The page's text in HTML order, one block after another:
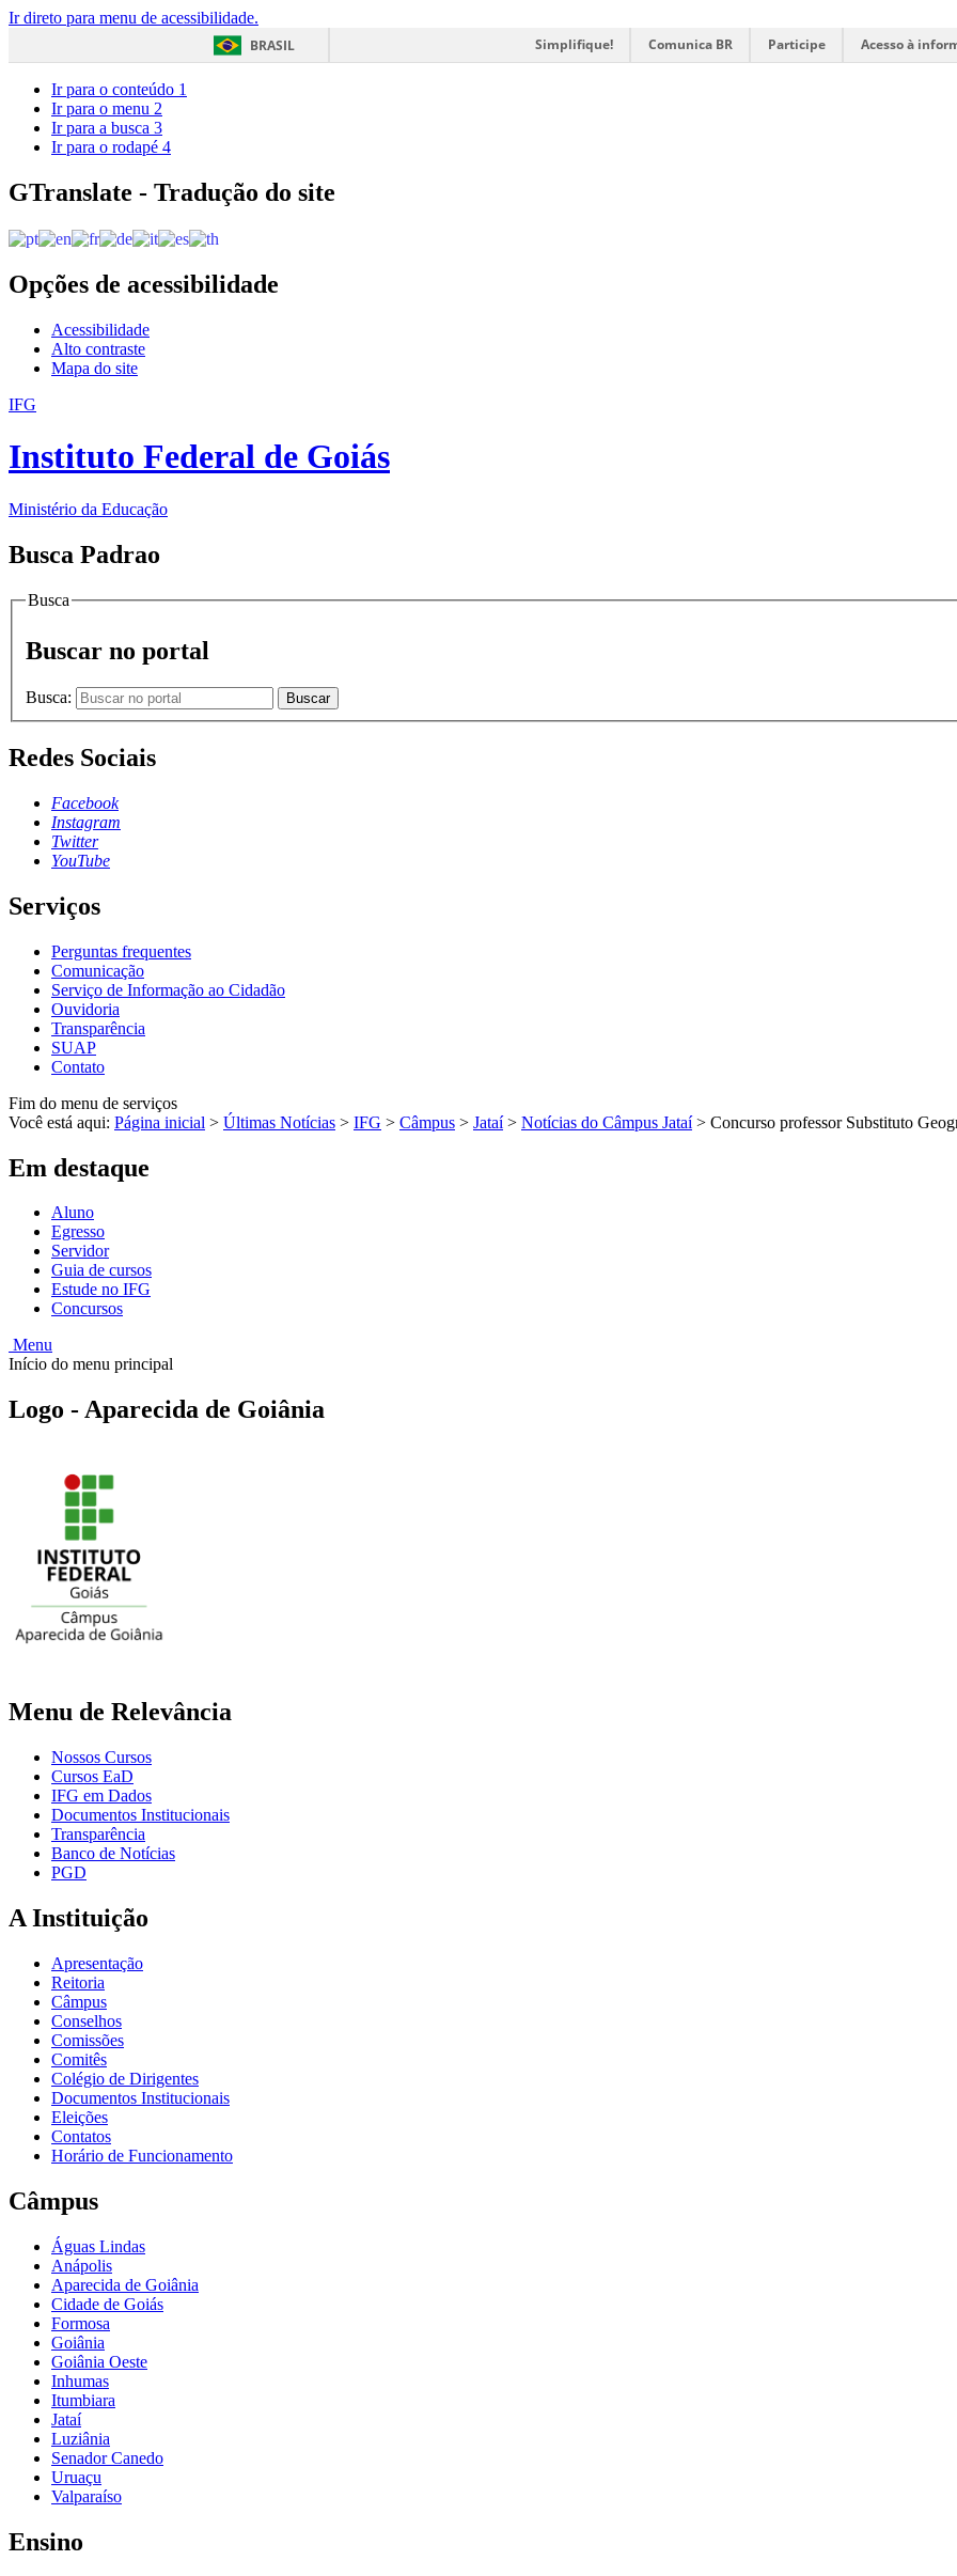
Ir direto para menu de acessibilidade.
BRASIL
Simplifique! Comunica BR Participe Acesso à
Ir para o conteúdo 1
Ir para o menu 2
Ir para a busca 3
Ir para o rodapé 4
GTranslate - Tradução do site
Opções de acessibilidade
Acessibilidade
Alto contraste
Mapa do site
IFG
Instituto Federal de Goiás
Ministério da Educação
Busca Padrao
Busca
Buscar no portal
Busca: Buscar
Redes Sociais
Facebook
Instagram
Twitter
YouTube
Serviços
Perguntas frequentes
Comunicação
Serviço de Informação ao Cidadão
Ouvidoria
Transparência
SUAP
Contato
Fim do menu de serviços
Você está aqui: Página inicial > Últimas Notícias > IFG > Câmpus > Jataí > Notícias do Câmpus Jataí > Concurso professor Substituto
Em destaque
Aluno
Egresso
Servidor
Guia de cursos
Estude no IFG
Concursos
Menu
Início do menu principal
Logo - Aparecida de Goiânia
Menu de Relevância
Nossos Cursos
Cursos EaD
IFG em Dados
Documentos Institucionais
Transparência
Banco de Notícias
PGD
A Instituição
Apresentação
Reitoria
Câmpus
Conselhos
Comissões
Comitês
Colégio de Dirigentes
Documentos Institucionais
Eleições
Contatos
Horário de Funcionamento
Câmpus
Águas Lindas
Anápolis
Aparecida de Goiânia
Cidade de Goiás
Formosa
Goiânia
Goiânia Oeste
Inhumas
Itumbiara
Jataí
Luziânia
Senador Canedo
Uruaçu
Valparaíso
Ensino